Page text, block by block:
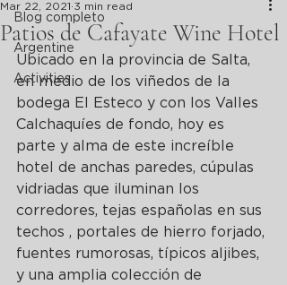
Blog completo
Argentine
Activities
Patios de Cafayate Wine Hotel
Mar 22, 2021 3 min read
Ubicado en la provincia de Salta,
en medio de los viñedos de la
bodega El Esteco y con los Valles
Calchaquíes de fondo, hoy es
parte y alma de este increíble
hotel de anchas paredes, cúpulas
vidriadas que iluminan los
corredores, tejas españolas en sus
techos , portales de hierro forjado,
fuentes rumorosas, típicos aljibes,
y una amplia colección de